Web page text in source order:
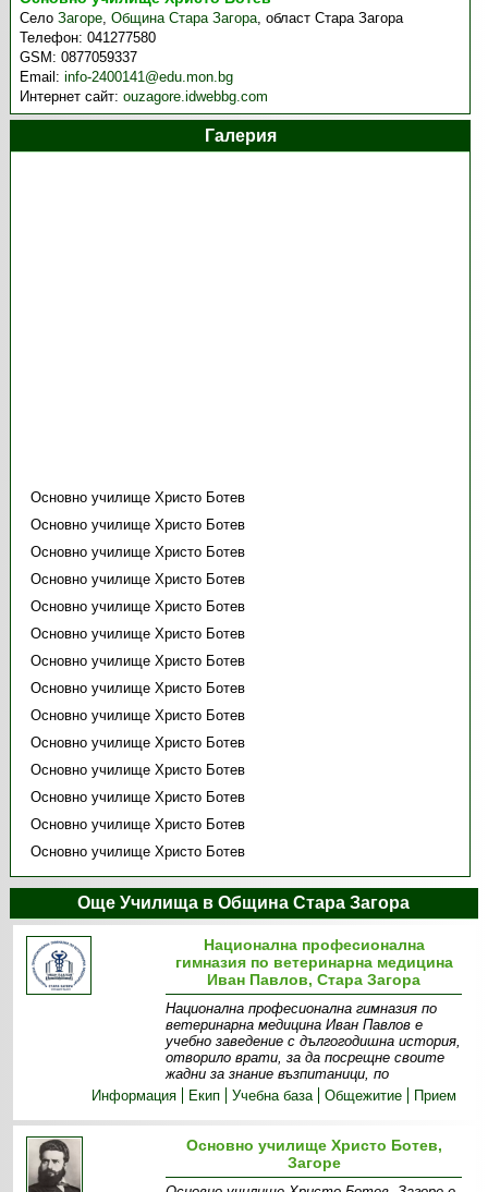
СелоЗагоре,Община Стара Загора,област Стара Загора
Телефон:041277580
GSM:0877059337
Email:info-2400141@edu.mon.bg
Интернет сайт:ouzagore.idwebbg.com
Галерия
Основно училище Христо Ботев
Основно училище Христо Ботев
Основно училище Христо Ботев
Основно училище Христо Ботев
Основно училище Христо Ботев
Основно училище Христо Ботев
Основно училище Христо Ботев
Основно училище Христо Ботев
Основно училище Христо Ботев
Основно училище Христо Ботев
Основно училище Христо Ботев
Основно училище Христо Ботев
Основно училище Христо Ботев
Основно училище Христо Ботев
Още Училища в Община Стара Загора
Национална професионална
гимназия по ветеринарна медицина
Иван Павлов, Стара Загора
Национална професионална гимназия по
ветеринарна медицина Иван Павлов е
учебно заведение с дългогодишна история,
отворило врати, за да посрещне своите
жадни за знание възпитаници, по
Информация
Екип Учебна база Общежитие Прием
Основно училище Христо Ботев,
Загоре